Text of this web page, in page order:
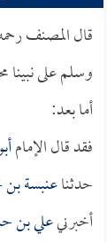
قال المصنف
وسلم على
أما بعد:
فقد قال الإمام
حدثناعنبسة
أخبرنيعلي بن